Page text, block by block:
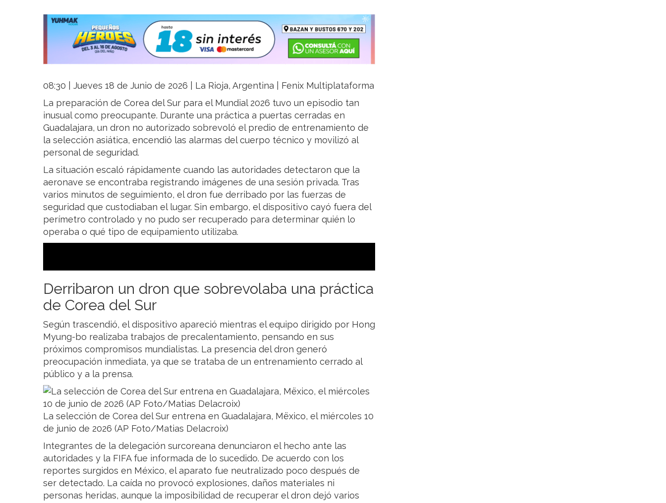
08:30 | Jueves 18 de Junio de 2026 | La Rioja, Argentina | Fenix Multiplataforma
La preparación de Corea del Sur para el Mundial 2026 tuvo un episodio tan
inusual como preocupante. Durante una práctica a puertas cerradas en
Guadalajara, un dron no autorizado sobrevoló el predio de entrenamiento de
la selección asiática, encendió las alarmas del cuerpo técnico y movilizó al
personal de seguridad.
La situación escaló rápidamente cuando las autoridades detectaron que la
aeronave se encontraba registrando imágenes de una sesión privada. Tras
varios minutos de seguimiento, el dron fue derribado por las fuerzas de
seguridad que custodiaban el lugar. Sin embargo, el dispositivo cayó fuera del
perímetro controlado y no pudo ser recuperado para determinar quién lo
operaba o qué tipo de equipamiento utilizaba.
Derribaron un dron que sobrevolaba una práctica
de Corea del Sur
Según trascendió, el dispositivo apareció mientras el equipo dirigido por Hong
Myung-bo realizaba trabajos de precalentamiento, pensando en sus
próximos compromisos mundialistas. La presencia del dron generó
preocupación inmediata, ya que se trataba de un entrenamiento cerrado al
público y a la prensa.
La selección de Corea del Sur entrena en Guadalajara, Mëxico, el miércoles 10
de junio de 2026 (AP Foto/Matias Delacroix)
Integrantes de la delegación surcoreana denunciaron el hecho ante las
autoridades y la FIFA fue informada de lo sucedido. De acuerdo con los
reportes surgidos en México, el aparato fue neutralizado poco después de
ser detectado. La caída no provocó explosiones, daños materiales ni
personas heridas, aunque la imposibilidad de recuperar el dron dejó varios